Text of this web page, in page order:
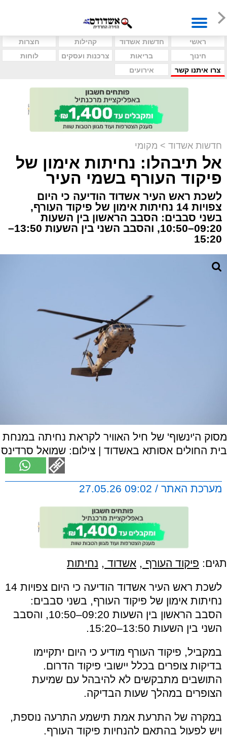
ראשי חדשות אשדוד קהילות
חצרות
חינוך
בריאות צרכנות ועסקים
לוחות
צרו איתנו קשר
אירועים
חדשות אשדוד > מקומי
אל תיבהלו: נחיתות אימון של
פיקוד העורף בשמי העיר
לשכת ראש העיר אשדוד הודיעה כי היום
צפויות 14 נחיתות אימון של פיקוד העורף,
בשני סבבים: הסבב הראשון בין השעות
09:20–10:50, והסבב השני בין השעות 13:50–
15:20
מסוק ה'ינשוף' של חיל האוויר לקראת נחיתה במנחת
בית החולים אסותא באשדוד | צילום: שמואל סרדינס
מערכת האתר / 09:02 27.05.26
תגים: פיקוד העורף , אשדוד , נחיתות
לשכת ראש העיר אשדוד הודיעה כי היום צפויות 14
נחיתות אימון של פיקוד העורף, בשני סבבים:
הסבב הראשון בין השעות 09:20–10:50, והסבב
השני בין השעות 13:50–15:20.
במקביל, פיקוד העורף מודיע כי היום יתקיימו
בדיקות צופרים בכלל יישובי פיקוד הדרום.
התושבים מתבקשים לא להיבהל עם שמיעת
הצופרים במהלך שעות הבדיקה.
במקרה של התרעת אמת תישמע התרעה נוספת,
ויש לפעול בהתאם להנחיות פיקוד העורף.